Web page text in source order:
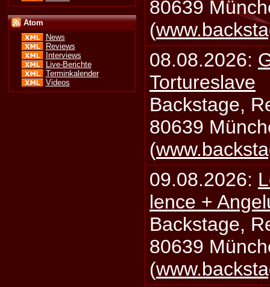
Atom
News
Reviews
Interviews
Live-Berichte
Terminkalender
Videos
80639
(
08.08.2026:
Tortureslave
Backstage,
80639
(
09.08.2026:
lence +
Backstage,
80639
(